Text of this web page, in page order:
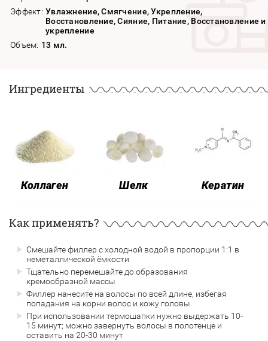
Эффект: Увлажнение, Смягчение, Укрепление,
Восстановление, Сияние, Питание, Восстановление и
укрепление
Объем: 13 мл.
Ингредиенты
Коллаген Шелк Кератин
Как применять?
Смешайте филлер с холодной водой в пропорции 1:1 в
неметаллической ёмкости
Тщательно перемешайте до образования
кремообразной массы
Филлер нанесите на волосы по всей длине, избегая
попадания на корни волос и кожу головы
При использовании термошапки нужно выдержать 10-
15 минут; можно завернуть волосы в полотенце и
оставить на 20-30 минут